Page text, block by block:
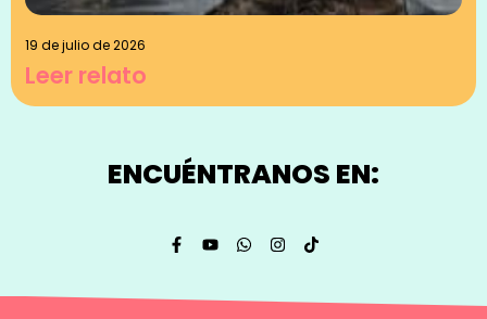
19 de julio de 2026
Leer relato
ENCUÉNTRANOS EN: